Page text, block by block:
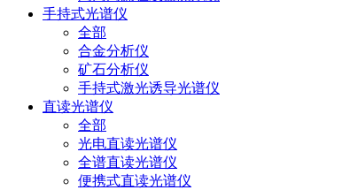
手持式光谱仪
全部
合金分析仪
矿石分析仪
手持式激光诱导光谱仪
直读光谱仪
全部
光电直读光谱仪
全谱直读光谱仪
便携式直读光谱仪